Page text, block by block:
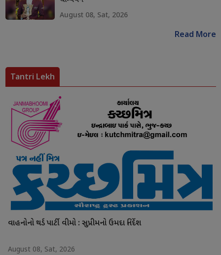
August 08, Sat, 2026
Read More
Tantri Lekh
વાહનોનો થર્ડ પાર્ટી વીમો : સુપ્રીમનો ઉમદા નિર્દેશ
August 08, Sat, 2026